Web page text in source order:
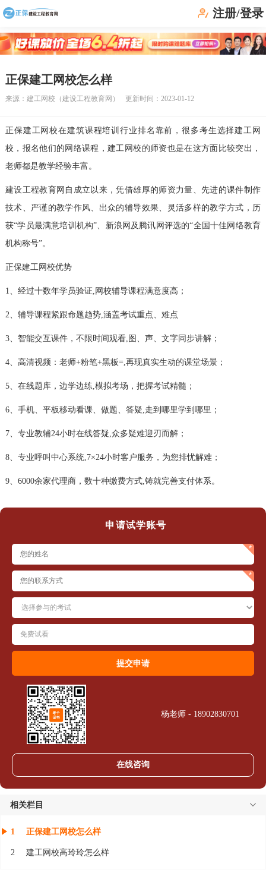
注册/登录
正保建工网校怎么样
来源： 建工网校（建设工程教育网） 更新时间：2023-01-12
正保建工网校在建筑课程培训行业排名靠前，很多考生选择建工网
校，报名他们的网络课程，建工网校的师资也是在这方面比较突出，
老师都是教学经验丰富。
建设工程教育网自成立以来，凭借雄厚的师资力量、先进的课件制作
技术、严谨的教学作风、出众的辅导效果、灵活多样的教学方式，历
获“学员最满意培训机构”、新浪网及腾讯网评选的“全国十佳网络教育
机构称号”。
正保建工网校优势
1、经过十数年学员验证,网校辅导课程满意度高；
2、辅导课程紧跟命题趋势,涵盖考试重点、难点
3、智能交互课件，不限时间观看,图、声、文字同步讲解；
4、高清视频：老师+粉笔+黑板=,再现真实生动的课堂场景；
5、在线题库，边学边练,模拟考场，把握考试精髓；
6、手机、平板移动看课、做题、答疑,走到哪里学到哪里；
7、专业教辅24小时在线答疑,众多疑难迎刃而解；
8、专业呼叫中心系统,7×24小时客户服务，为您排忧解难；
9、6000余家代理商，数十种缴费方式,铸就完善支付体系。
申请试学账号
杨老师 - 18902830701
在线咨询
相关栏目
1 正保建工网校怎么样
2 建工网校高玲玲怎么样